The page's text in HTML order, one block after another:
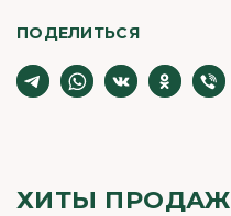
ПОДЕЛИТЬСЯ
ХИТЫ ПРОДАЖ